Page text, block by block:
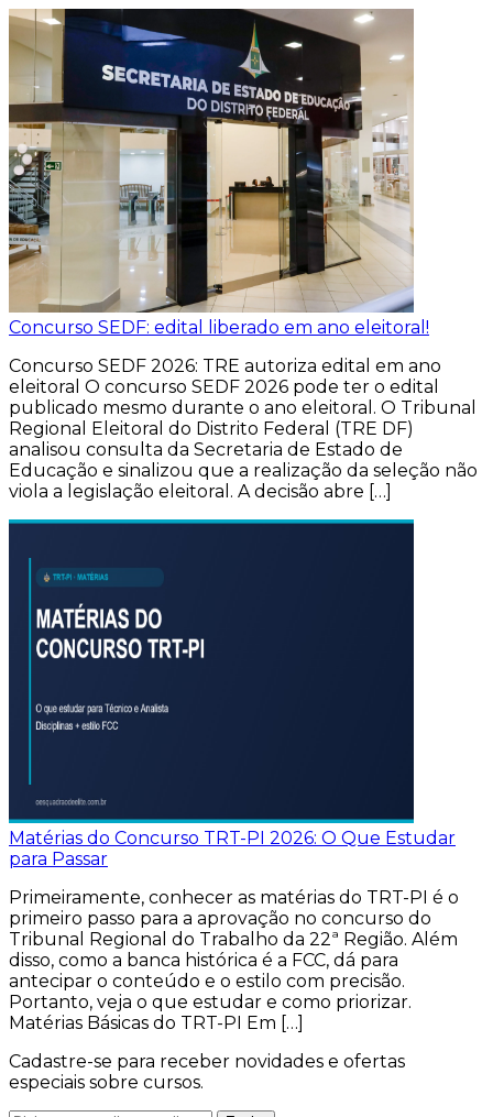
Concurso SEDF: edital liberado em ano eleitoral!
Concurso SEDF 2026: TRE autoriza edital em ano
eleitoral O concurso SEDF 2026 pode ter o edital
publicado mesmo durante o ano eleitoral. O Tribunal
Regional Eleitoral do Distrito Federal (TRE DF)
analisou consulta da Secretaria de Estado de
Educação e sinalizou que a realização da seleção não
viola a legislação eleitoral. A decisão abre […]
Matérias do Concurso TRT-PI 2026: O Que Estudar
para Passar
Primeiramente, conhecer as matérias do TRT-PI é o
primeiro passo para a aprovação no concurso do
Tribunal Regional do Trabalho da 22ª Região. Além
disso, como a banca histórica é a FCC, dá para
antecipar o conteúdo e o estilo com precisão.
Portanto, veja o que estudar e como priorizar.
Matérias Básicas do TRT-PI Em […]
Cadastre-se para receber novidades e ofertas
especiais sobre cursos.